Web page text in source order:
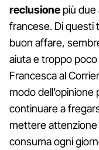
reclusione più due
francese. Di questi
buon affare,
aiuta e troppo
Francesca al
modo
continuare a
mettere attenzione
consuma ogni